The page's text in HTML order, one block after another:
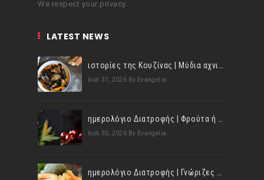
We respect your privacy.
LATEST NEWS
Ιούλ 31, 2026 By Evangelia
Ιούλ 30, 2026 By Evangelia